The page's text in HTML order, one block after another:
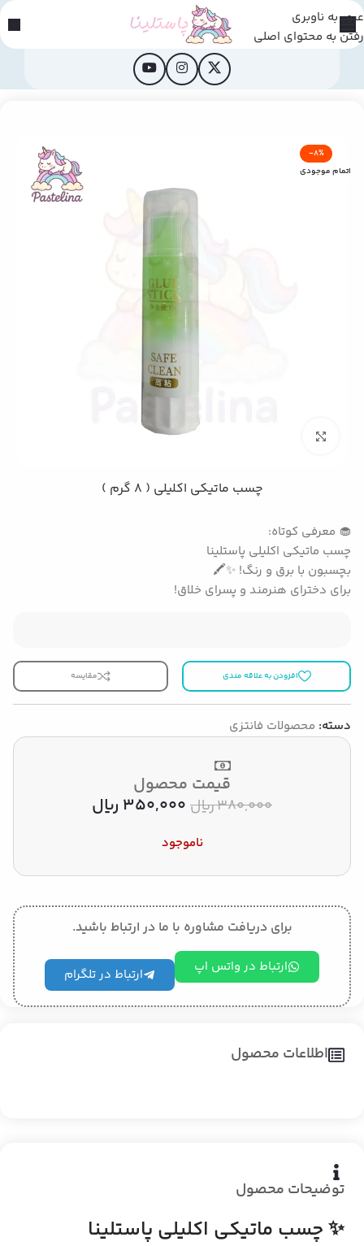
عبور به ناوبری
رفتن به محتوای اصلی
-8%
اتمام موجودی
چسب ماتیکی اکلیلی ( 8 گرم )
🧁 معرفی کوتاه:
چسب ماتیکی اکلیلی پاستلینا
بچسبون با برق و رنگ! ✨🖍️
برای دخترای هنرمند و پسرای خلاق!
افزودن به علاقه مندی مقایسه
دسته: محصولات فانتزی
قیمت محصول
380,000﷼ 350,000 ﷼
ناموجود
برای دریافت مشاوره با ما در ارتباط باشید.
ارتباط در واتس اپ ارتباط در تلگرام
توضیحات محصول
✨ چسب ماتیکی اکلیلی پاستلینا
اطلاعات محصول